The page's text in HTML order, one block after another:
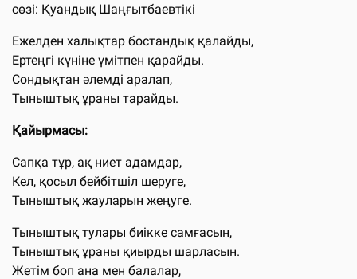
сөзі: Қуандық Шаңғытбаевтікі
Ежелден халықтар бостандық қалайды,
Ертеңгі күніне үмітпен қарайды.
Сондықтан әлемді аралап,
Тыныштық ұраны тарайды.
Қайырмасы:
Сапқа тұр, ақ ниет адамдар,
Кел, қосыл бейбітшіл шеруге,
Тыныштық жауларын жеңуге.
Тыныштық тулары биікке самғасын,
Тыныштық ұраны қиырды шарласын.
Жетім боп ана мен балалар,